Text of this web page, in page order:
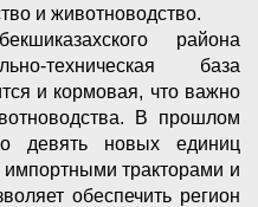
и животноводство.
района
техническая база
и кормовая, что важно
В прошлом
девять новых единиц
импортными тракторами и
обеспечить регион